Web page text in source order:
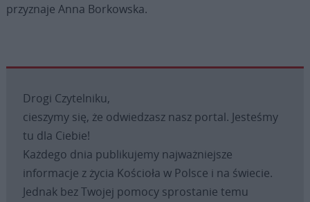
przyznaje Anna Borkowska.
Drogi Czytelniku,
cieszymy się, że odwiedzasz nasz portal. Jesteśmy
tu dla Ciebie!
Każdego dnia publikujemy najważniejsze
informacje z życia Kościoła w Polsce i na świecie.
Jednak bez Twojej pomocy sprostanie temu